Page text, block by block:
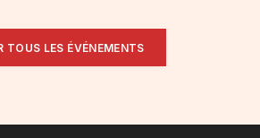
TOUS LES ÉVÉNEMENTS